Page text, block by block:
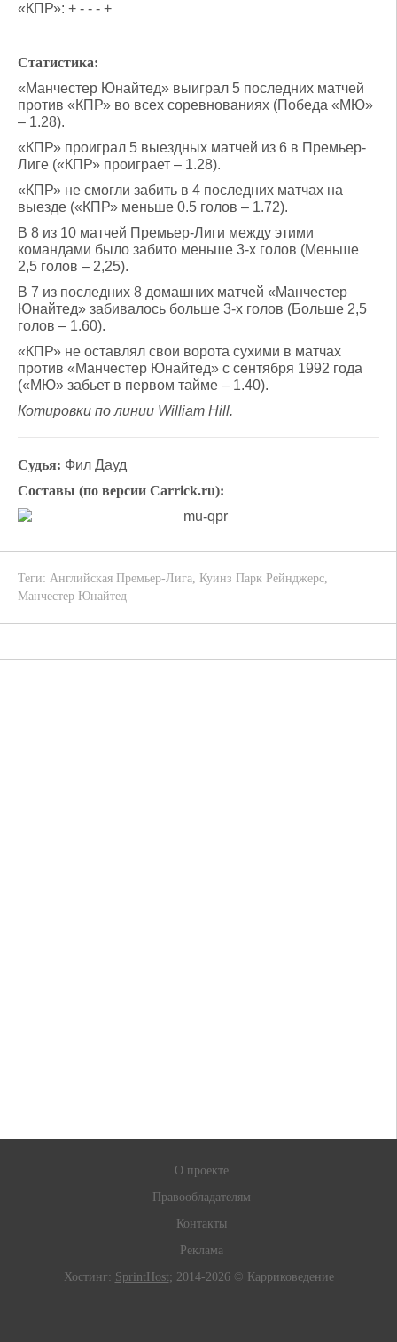
«КПР»: + - - - +
Статистика:
«Манчестер Юнайтед» выиграл 5 последних матчей
против «КПР» во всех соревнованиях (Победа «МЮ»
– 1.28).
«КПР» проиграл 5 выездных матчей из 6 в Премьер-
Лиге («КПР» проиграет – 1.28).
«КПР» не смогли забить в 4 последних матчах на
выезде («КПР» меньше 0.5 голов – 1.72).
В 8 из 10 матчей Премьер-Лиги между этими
командами было забито меньше 3-х голов (Меньше
2,5 голов – 2,25).
В 7 из последних 8 домашних матчей «Манчестер
Юнайтед» забивалось больше 3-х голов (Больше 2,5
голов – 1.60).
«КПР» не оставлял свои ворота сухими в матчах
против «Манчестер Юнайтед» с сентября 1992 года
(«МЮ» забьет в первом тайме – 1.40).
Котировки по линии William Hill.
Судья: Фил Дауд
Составы (по версии Carrick.ru):
Теги: Английская Премьер-Лига, Куинз Парк Рейнджерс,
Манчестер Юнайтед
О проекте
Правообладателям
Контакты
Реклама
Хостинг: SprintHost; 2014-2026 © Карриковедение